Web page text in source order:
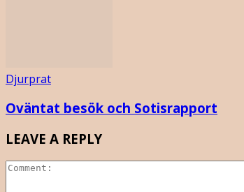
Djurprat
Oväntat besök och Sotisrapport
LEAVE A REPLY